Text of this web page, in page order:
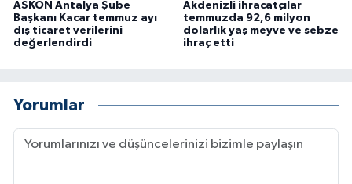
ASKON Antalya Şube
Başkanı Kacar temmuz ayı
dış ticaret verilerini
değerlendirdi
Akdenizli ihracatçılar
temmuzda 92,6 milyon
dolarlık yaş meyve ve sebze
ihraç etti
Yorumlar